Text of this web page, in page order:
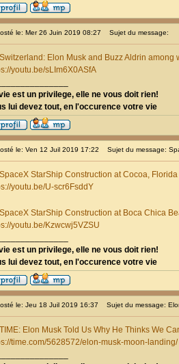
le: Mer 26 Juin 2019 08:27 Sujet du message:
Switzerland: Elon Musk and Buzz Aldrin
youtu.be/sLIm6X0ASfA
est un privilege, elle ne vous doit rien!
lui devez tout, en l'occurence votre vie
le: Ven 12 Juil 2019 17:22 Sujet du message:
SpaceX StarShip Construction at Cocoa, Florida
youtu.be/U-scr6FsddY
SpaceX StarShip Construction at Boca Chica
youtu.be/Kzwcwj5VZSU
est un privilege, elle ne vous doit rien!
lui devez tout, en l'occurence votre vie
le: Jeu 18 Juil 2019 16:37 Sujet du message:
TIME: Elon Musk Told Us Why He Thinks We
time.com/5628572/elon-musk-moon-landing/